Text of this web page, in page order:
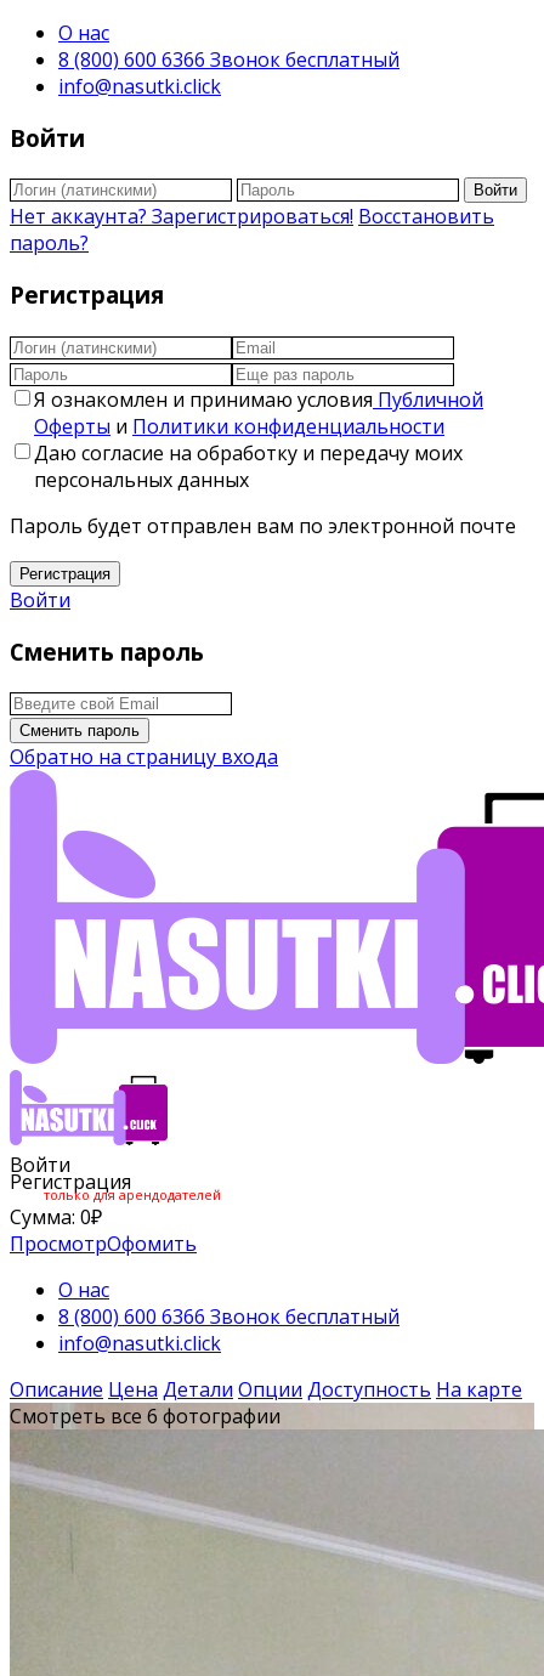
О нас
8 (800) 600 6366 Звонок бесплатный
info@nasutki.click
Войти
Войти
Нет аккаунта? Зарегистрироваться! Восстановить
пароль?
Регистрация
Я ознакомлен и принимаю условия Публичной
Оферты и Политики конфиденциальности
Даю согласие на обработку и передачу моих
персональных данных
Пароль будет отправлен вам по электронной почте
Регистрация
Войти
Сменить пароль
Сменить пароль
Обратно на страницу входа
Войти
Регистрация
только для арендодателей
Сумма: 0₽
ПросмотрОфомить
О нас
8 (800) 600 6366 Звонок бесплатный
info@nasutki.click
Описание Цена Детали Опции Доступность На карте
Смотреть все 6 фотографии